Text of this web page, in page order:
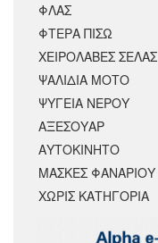
ΦΛΑΣ
ΦΤΕΡΑ ΠΙΣΩ
ΧΕΙΡΟΛΑΒΕΣ ΣΕΛΑΣ
ΨΑΛΙΔΙΑ ΜΟΤΟ
ΨΥΓΕΙΑ ΝΕΡΟΥ
ΑΞΕΣΟΥΆΡ
ΑΥΤΟΚΙΝΗΤΟ
ΜΑΣΚΕΣ ΦΑΝΑΡΙΟΥ
ΧΩΡΊΣ ΚΑΤΗΓΟΡΊΑ